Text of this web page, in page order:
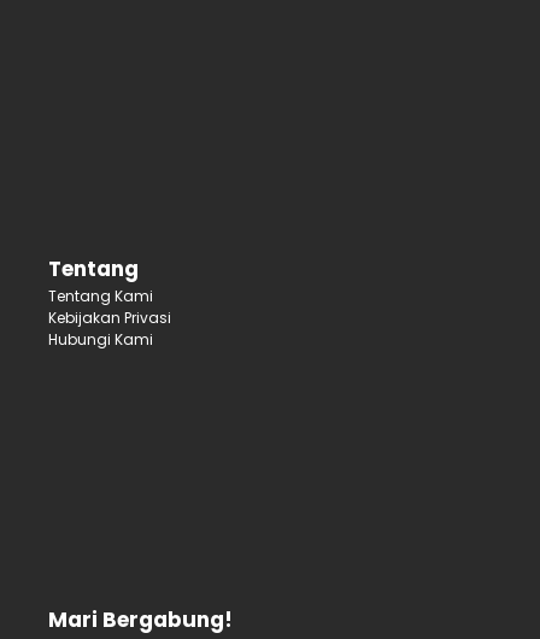
Tentang
Tentang Kami
Kebijakan Privasi
Hubungi Kami
Mari Bergabung!